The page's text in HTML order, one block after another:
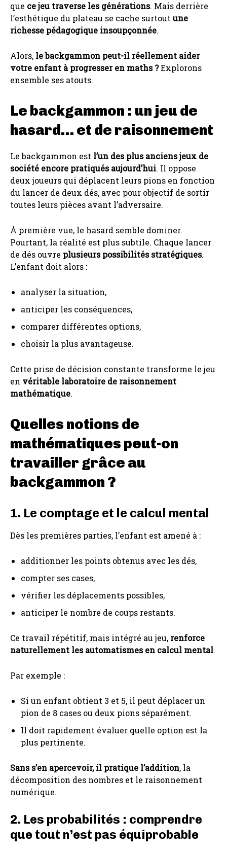
que ce jeu traverse les générations. Mais derrière
l’esthétique du plateau se cache surtout une
richesse pédagogique insoupçonnée.
Alors, le backgammon peut-il réellement aider
votre enfant à progresser en maths ?Explorons
ensemble ses atouts.
Le backgammon : un jeu de
hasard… et de raisonnement
Le backgammon est l’un des plus anciens jeux de
société encore pratiqués aujourd’hui. Il oppose
deux joueurs qui déplacent leurs pions en fonction
du lancer de deux dés, avec pour objectif de sortir
toutes leurs pièces avant l’adversaire.
À première vue, le hasard semble dominer.
Pourtant, la réalité est plus subtile. Chaque lancer
de dés ouvre plusieurs possibilités stratégiques.
L’enfant doit alors :
analyser la situation,
anticiper les conséquences,
comparer différentes options,
choisir la plus avantageuse.
Cette prise de décision constante transforme le jeu
en véritable laboratoire de raisonnement
mathématique.
Quelles notions de
mathématiques peut-on
travailler grâce au
backgammon ?
1. Le comptage et le calcul mental
Dès les premières parties, l’enfant est amené à :
additionner les points obtenus avec les dés,
compter ses cases,
vérifier les déplacements possibles,
anticiper le nombre de coups restants.
Ce travail répétitif, mais intégré au jeu, renforce
naturellement les automatismes en calcul mental.
Par exemple :
Si un enfant obtient 3 et 5, il peut déplacer un
pion de 8 cases ou deux pions séparément.
Il doit rapidement évaluer quelle option est la
plus pertinente.
Sans s’en apercevoir, il pratique l’addition, la
décomposition des nombres et le raisonnement
numérique.
2. Les probabilités : comprendre
que tout n’est pas équiprobable